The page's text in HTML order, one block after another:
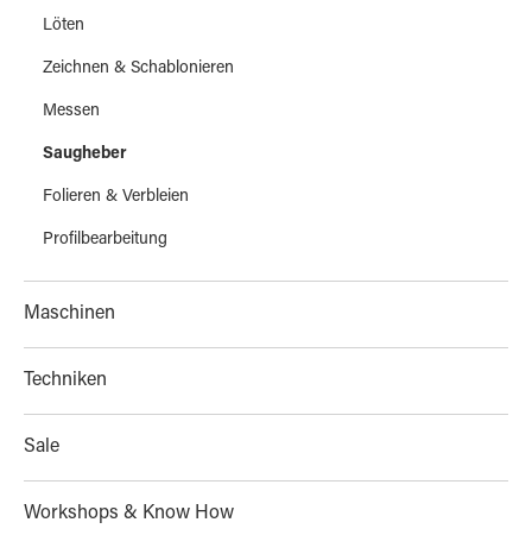
Löten
Zeichnen & Schablonieren
Messen
Saugheber
Folieren & Verbleien
Profilbearbeitung
Maschinen
Techniken
Sale
Workshops & Know How